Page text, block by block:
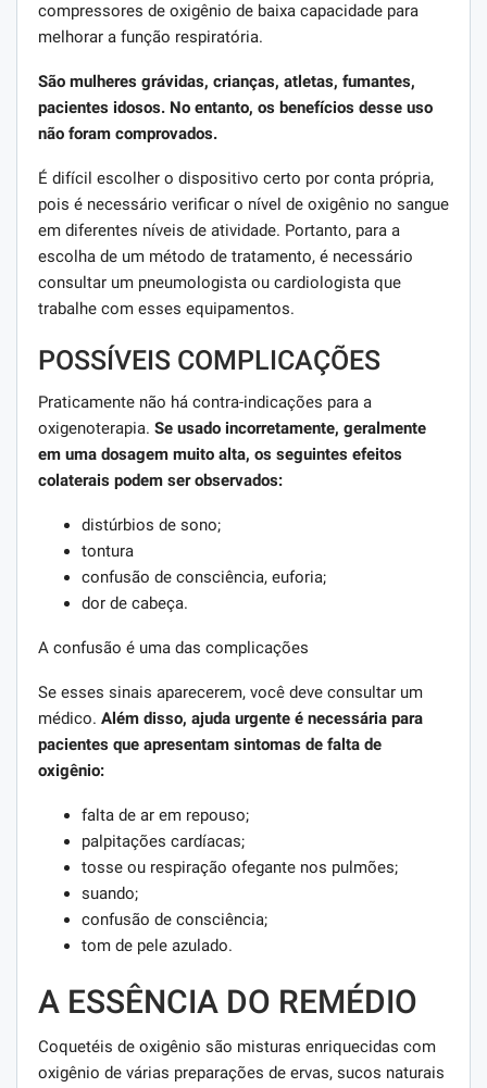
compressores de oxigênio de baixa capacidade para
melhorar a função respiratória.
São mulheres grávidas, crianças, atletas, fumantes,
pacientes idosos. No entanto, os benefícios desse uso
não foram comprovados.
É difícil escolher o dispositivo certo por conta própria,
pois é necessário verificar o nível de oxigênio no sangue
em diferentes níveis de atividade. Portanto, para a
escolha de um método de tratamento, é necessário
consultar um pneumologista ou cardiologista que
trabalhe com esses equipamentos.
POSSÍVEIS COMPLICAÇÕES
Praticamente não há contra-indicações para a
oxigenoterapia. Se usado incorretamente, geralmente
em uma dosagem muito alta, os seguintes efeitos
colaterais podem ser observados:
distúrbios de sono;
tontura
confusão de consciência, euforia;
dor de cabeça.
A confusão é uma das complicações
Se esses sinais aparecerem, você deve consultar um
médico. Além disso, ajuda urgente é necessária para
pacientes que apresentam sintomas de falta de
oxigênio:
falta de ar em repouso;
palpitações cardíacas;
tosse ou respiração ofegante nos pulmões;
suando;
confusão de consciência;
tom de pele azulado.
A ESSÊNCIA DO REMÉDIO
Coquetéis de oxigênio são misturas enriquecidas com
oxigênio de várias preparações de ervas, sucos naturais